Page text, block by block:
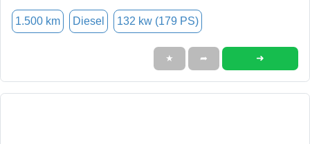
1.500 km Diesel 132 kw (179 PS)
★ ➦ ➜